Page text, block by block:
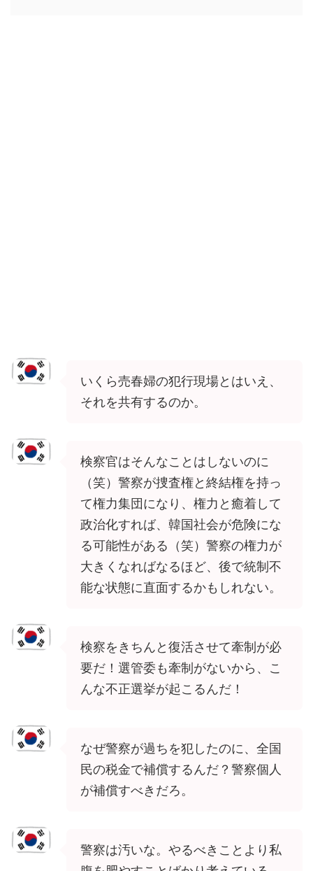
いくら売春婦の犯行現場とはいえ、
それを共有するのか。
検察官はそんなことはしないのに
（笑）警察が捜査権と終結権を持っ
て権力集団になり、権力と癒着して
政治化すれば、韓国社会が危険にな
る可能性がある（笑）警察の権力が
大きくなればなるほど、後で統制不
能な状態に直面するかもしれない。
検察をきちんと復活させて牽制が必
要だ！選管委も牽制がないから、こ
んな不正選挙が起こるんだ！
なぜ警察が過ちを犯したのに、全国
民の税金で補償するんだ？警察個人
が補償すべきだろ。
警察は汚いな。やるべきことより私